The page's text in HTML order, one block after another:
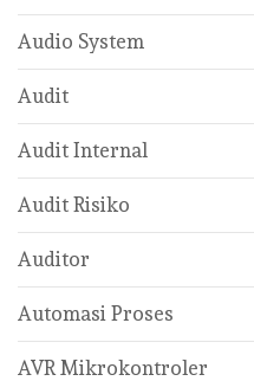
Audio System
Audit
Audit Internal
Audit Risiko
Auditor
Automasi Proses
AVR Mikrokontroler